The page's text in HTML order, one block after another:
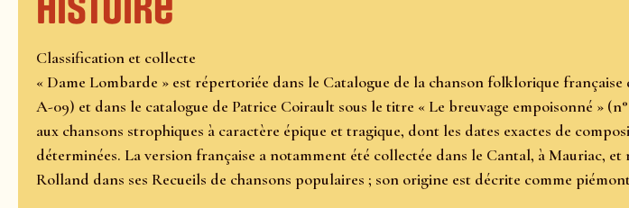
Histoire
Classification et collecte
« Dame Lombarde » est répertoriée dans le Catalogue de la chanson folklorique
A-09) et dans le catalogue de Patrice Coirault sous le titre « Le breuvage empoisonné »
aux chansons strophiques à caractère épique et tragique, dont les dates exactes de
déterminées. La version française a notamment été collectée dans le Cantal, à Mauriac,
Rolland dans ses Recueils de chansons populaires ; son origine est décrite comme